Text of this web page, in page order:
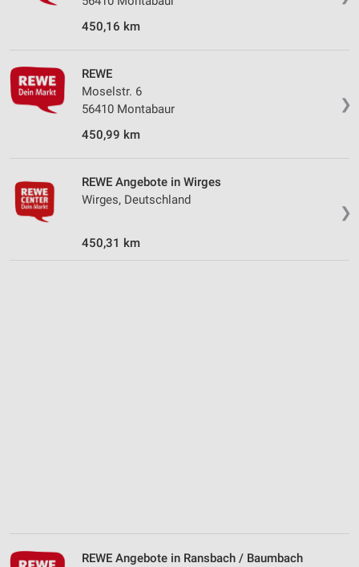
450,16 km
❯
REWE
Moselstr. 6
56410 Montabaur
450,99 km
❯
REWE Angebote in Wirges
Wirges, Deutschland
450,31 km
REWE Angebote in Ransbach / Baumbach
Verwendung genauer Standortdaten
Geräte anhand von aktiv angeforderten
Informationen identifizieren
Nicht-IAB-Verarbeitungszwecke:
Funktional